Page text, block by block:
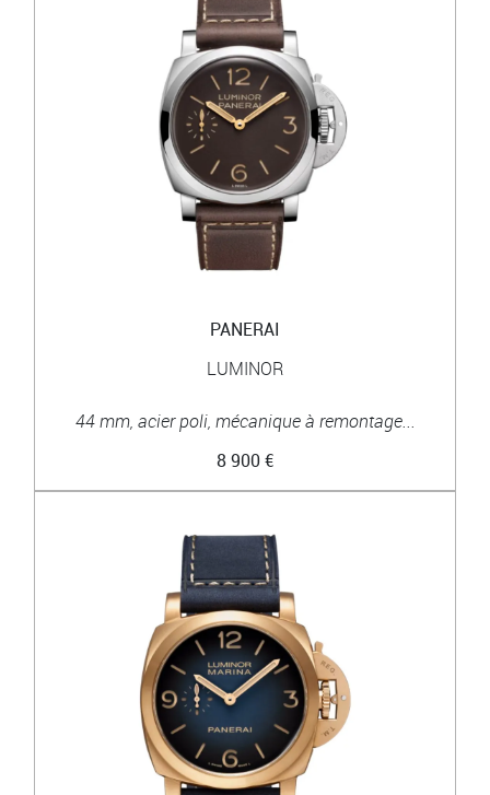
PANERAI
LUMINOR
44 mm, acier poli, mécanique à remontage...
8 900 €